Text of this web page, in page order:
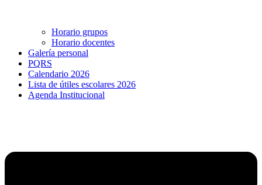
Horario grupos
Horario docentes
Galería personal
PQRS
Calendario 2026
Lista de útiles escolares 2026
Agenda Institucional